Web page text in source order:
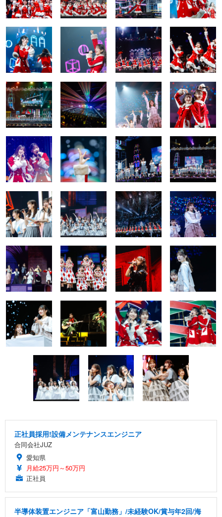
正社員採用!設備メンテナンスエンジニア
合同会社JUZ
愛知県
月給25万円～50万円
正社員
半導体装置エンジニア「富山勤務」/未経験OK/賞与年2回/海